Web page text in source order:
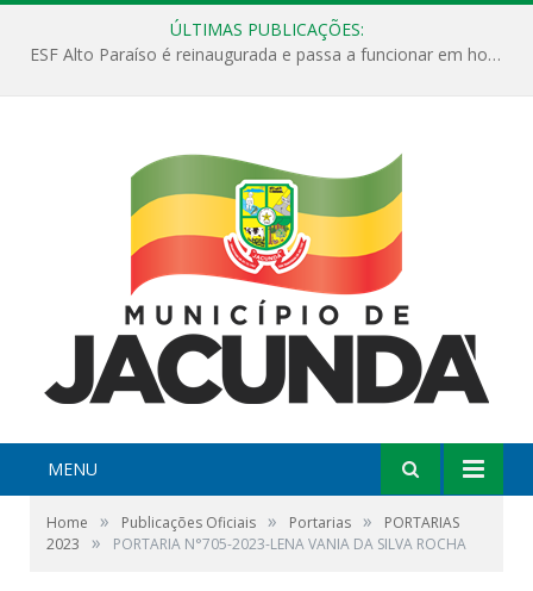
ÚLTIMAS PUBLICAÇÕES:
ESF Alto Paraíso é reinaugurada e passa a funcionar em horário estendido
MENU
Home » Publicações Oficiais » Portarias »
PORTARIAS
2023
» PORTARIA N°705-2023-LENA VANIA DA SILVA ROCHA